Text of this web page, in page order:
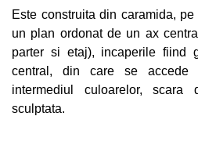
Este construita din caramida,
un plan ordonat de un ax
parter si etaj), incaperile fiind
central, din care se accede
intermediul culoarelor,
sculptata.